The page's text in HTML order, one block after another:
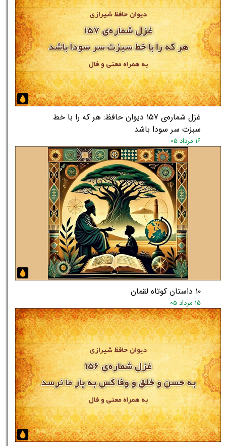
★
غزل شماره‌ی ۱۵۷ دیوان حافظ: هر که را با خط
سبزت سر سودا باشد
۱۶ مرداد ۰۵
۱۰ داستان کوتاه لقمان
۱۵ مرداد ۰۵